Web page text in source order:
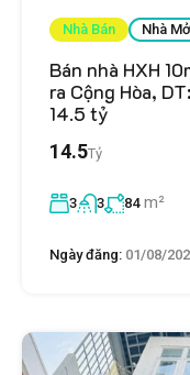
Nhà Bán Nhà Mở
Bán nhà HXH
ra Cộng Hòa,
14.5 tỷ
14.5Tỷ
3 3 84 m²
Ngày đăng: 01/08/